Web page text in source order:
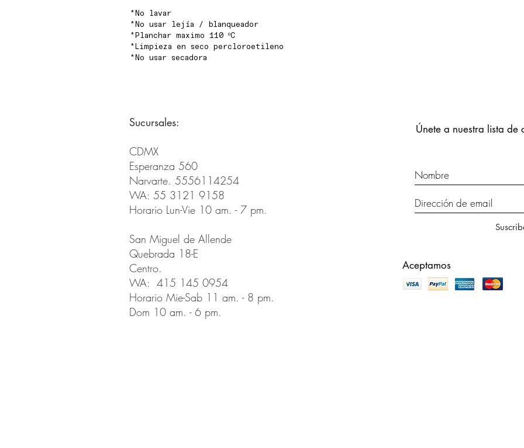
*No lavar
*No usar lejía / blanqueador
*Planchar maximo 110 ºC
*Limpieza en seco percloroetileno
*No usar secadora
Sucursales:
CDMX
Esperanza 560
Narvarte. 5556114254
WA: 55 3121 9158
Horario Lun-Vie 10 am. - 7 pm.
San Miguel de Allende
Quebrada 18-E
Centro.
WA: 415 145 0954
Horario Mie-Sab 11 am. - 8 pm.
Dom 10 am. - 6 pm.
Únete a nuestra lista de
Aceptamos